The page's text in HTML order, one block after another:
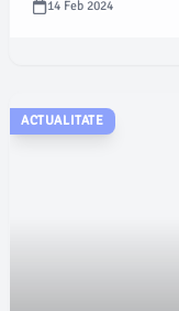
14 Feb 2024
ACTUALITATE